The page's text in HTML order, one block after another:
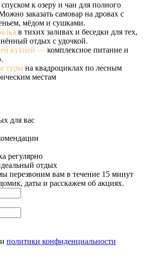
спуском к озеру и чан для полного
заказать самовар на дровах с
мёдом и сушками.
в тихих заливах и беседки для тех,
отдых с удочкой.
кухней — комплексное питание и
туры на квадроциклах по лесным
местам
для вас
регулярно
отдых
перезвоним вам в течение 15 минут
даты и расскажем об акциях.
политики конфиденциальности